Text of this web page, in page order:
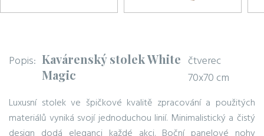
Popis: Kavárenský stolek White
Magic
čtverec
70x70 cm
Luxusní stolek ve špičkové kvalitě zpracování a použitých
materiálů vyniká svojí jednoduchou linií. Minimalistický a čistý